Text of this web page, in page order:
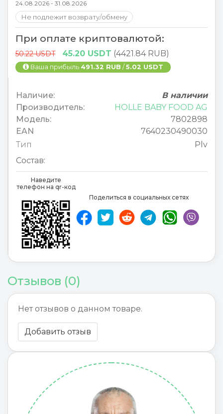
24.08.2026 - 31.08.2026
Не подлежит возврату/обмену
При оплате криптовалютой:
50.22 USDT 45.20 USDT (4421.84 RUB)
Ваша прибыль 491.32 RUB /5.02 USDT
Наличие:
В наличии
Производитель:
HOLLE BABY FOOD AG
Модель:
7802898
EAN
7640230490030
Тип
Plv
Состав:
Наведите
телефон на qr-код
Поделиться в социальных сетях
Отзывов (0)
Нет отзывов о данном товаре.
Добавить отзыв